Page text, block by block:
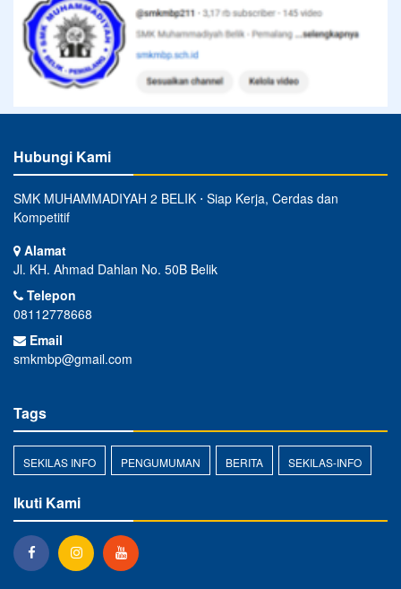
Hubungi Kami
SMK MUHAMMADIYAH 2 BELIK ⋅ Siap Kerja, Cerdas dan
Kompetitif
Alamat
Jl. KH. Ahmad Dahlan No. 50B Belik
Telepon
08112778668
Email
smkmbp@gmail.com
Tags
SEKILAS INFO PENGUMUMAN BERITA SEKILAS-INFO
Ikuti Kami